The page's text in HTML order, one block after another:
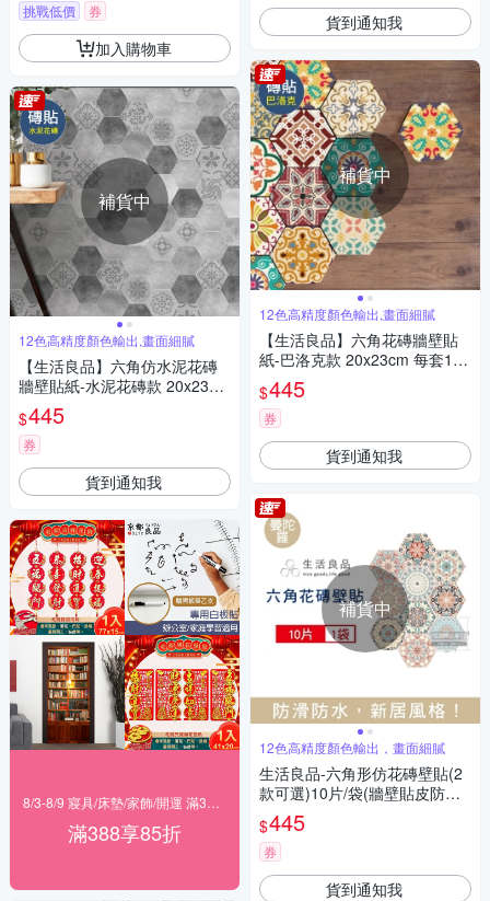
挑戰低價 券
加入購物車
補貨中
12色高精度顏色輸出,畫面細膩
【生活良品】六角仿水泥花磚
牆壁貼紙-水泥花磚款 20x23cm
每套10片(防水即撕即貼)
$445
券
貨到通知我
滿388享85折
貨到通知我
補貨中
12色高精度顏色輸出,畫面細膩
【生活良品】六角花磚牆壁貼
紙-巴洛克款 20x23cm 每套10
片(防水即撕即貼)
$445
券
貨到通知我
補貨中
12色高精度顏色輸出，畫面細膩
生活良品-六角形仿花磚壁貼(2
款可選)10片/袋(牆壁貼皮防水
磚貼,復古奢華風格壁紙,仿六角
磁磚牆貼,大膽跳色系DIY裝飾
材料貼片,模擬磁磚牆面家飾貼
紙)
$445
券
貨到通知我